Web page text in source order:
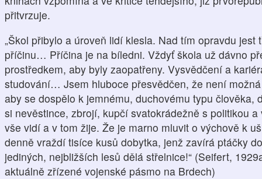
přitvrzuje.
„Škol přibylo a úroveň lidí klesla. Nad tím opravdu jest
příčinu… Příčina je na bíledni. Vždyť škola už dávno
prostředkem, aby byly zaopatřeny. Vysvědčení a
studování… Jsem hluboce přesvědčen, že není
aby se dospělo k jemnému, duchovému typu člověka,
si nevěstince, zbrojí, kupčí svatokrádežně s politikou
vše vidí a v tom žije. Že je marno mluvit o výchově k
denně vraždí tisíce kusů dobytka, jenž zavírá ptáčky
jediných, nejbližších lesů dělá střelnice!“ (Seifert,
aktuálně zřízené vojenské pásmo na Brdech)